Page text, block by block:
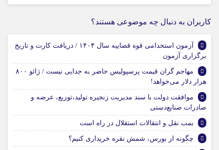
کاربران به دنبال چه موضوعی هستند؟
آزمون استخدامی قوه قضاییه سال ۱۴۰۴ / دریافت کارت و تاریخ
برگزاری آزمون
مهاجم گران قیمت پرسپولیس حاضر به جدایی نیست / ژائو ۸۰۰
هزار دلار می‌خواهد!
موافقت دولت با سند مدیریت زنجیره تولید،توزیع، عرضه و
صادرات صنایع‌دستی
بمب نقل و انتقالات استقلال در راه است
چگونه از بورس، شمش نقره خریداری کنیم؟